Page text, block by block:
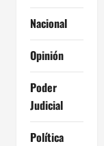
Nacional
Opinión
Poder
Judicial
Política